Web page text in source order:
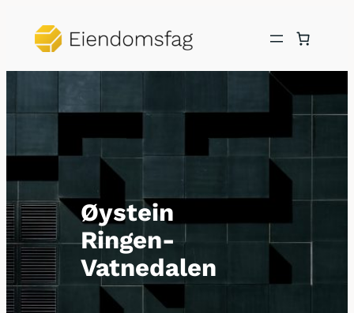
innhold
Øystein
Ringen-
Vatnedalen